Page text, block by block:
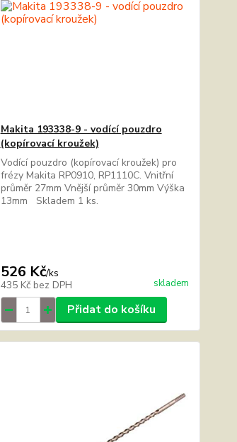
Makita 193338-9 - vodící pouzdro
(kopírovací kroužek)
Vodící pouzdro (kopírovací kroužek) pro
frézy Makita RP0910, RP1110C. Vnitřní
průměr 27mm Vnější průměr 30mm Výška
13mm Skladem 1 ks.
526 Kč/ks
435 Kč bez DPH skladem
Přidat do košíku